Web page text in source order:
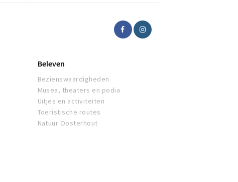
Beleven
Bezienswaardigheden
Musea, theaters en podia
Uitjes en activiteiten
Toeristische routes
Natuur Oosterhout